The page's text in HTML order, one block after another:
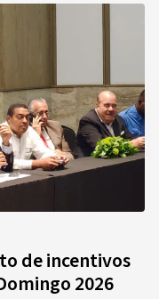
de incentivos
2026